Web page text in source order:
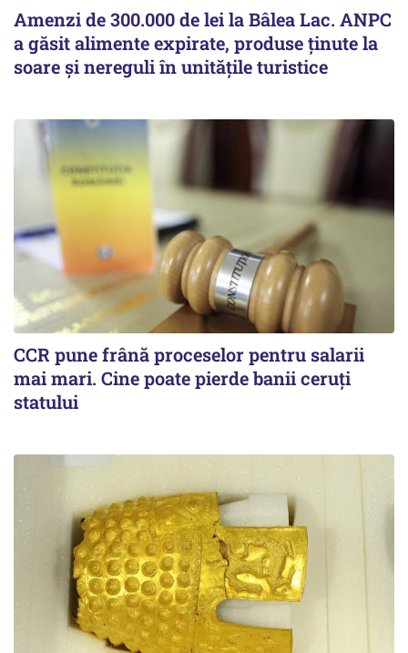
Amenzi de 300.000 de lei la Bâlea Lac. ANPC
a găsit alimente expirate, produse ținute la
soare și nereguli în unitățile turistice
CCR pune frână proceselor pentru salarii
mai mari. Cine poate pierde banii ceruți
statului